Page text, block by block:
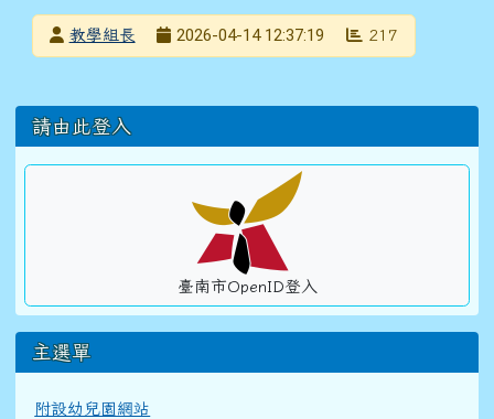
發布者教學組長
2026-04-14 12:37:19 217
左邊區域內容
請由此登入
臺南市OpenID登入
主選單
附設幼兒園網站